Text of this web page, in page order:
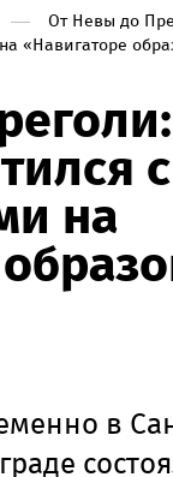
От Невы до
«Навигаторе
с
на
в